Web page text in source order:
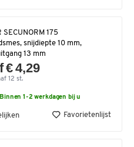
SECUNORM 175
snijdiepte 10 mm,
13 mm
€ 4,29
12 st.
Binnen 1-2 werkdagen bij u
Favorietenlijst